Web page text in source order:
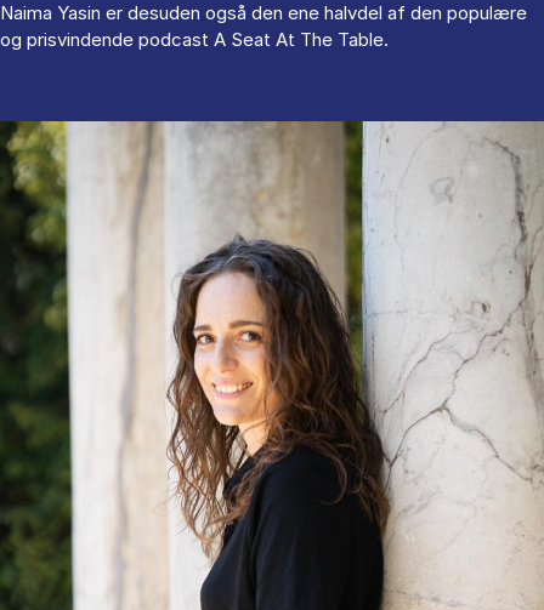
Naima Yasin er desuden også den ene halvdel af den populære
og prisvindende podcast A Seat At The Table.